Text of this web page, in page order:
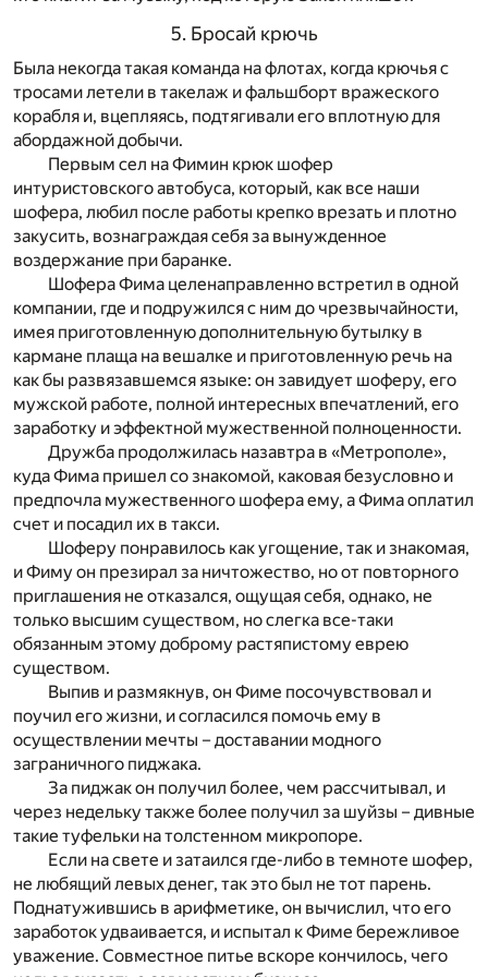
5. Бросай крючь
Была некогда такая команда на флотах, когда крючья с
тросами летели в такелаж и фальшборт вражеского
корабля и, вцепляясь, подтягивали его вплотную для
абордажной добычи.
Первым сел на Фимин крюк шофер
интуристовского автобуса, который, как все наши
шофера, любил после работы крепко врезать и плотно
закусить, вознаграждая себя за вынужденное
воздержание при баранке.
Шофера Фима целенаправленно встретил в одной
компании, где и подружился с ним до чрезвычайности,
имея приготовленную дополнительную бутылку в
кармане плаща на вешалке и приготовленную речь на
как бы развязавшемся языке: он завидует шоферу, его
мужской работе, полной интересных впечатлений, его
заработку и эффектной мужественной полноценности.
Дружба продолжилась назавтра в «Метрополе»,
куда Фима пришел со знакомой, каковая безусловно и
предпочла мужественного шофера ему, а Фима оплатил
счет и посадил их в такси.
Шоферу понравилось как угощение, так и знакомая,
и Фиму он презирал за ничтожество, но от повторного
приглашения не отказался, ощущая себя, однако, не
только высшим существом, но слегка все-таки
обязанным этому доброму растяпистому еврею
существом.
Выпив и размякнув, он Фиме посочувствовал и
поучил его жизни, и согласился помочь ему в
осуществлении мечты – доставании модного
заграничного пиджака.
За пиджак он получил более, чем рассчитывал, и
через недельку также более получил за шуйзы – дивные
такие туфельки на толстенном микропоре.
Если на свете и затаился где-либо в темноте шофер,
не любящий левых денег, так это был не тот парень.
Поднатужившись в арифметике, он вычислил, что его
заработок удваивается, и испытал к Фиме бережливое
уважение. Совместное питье вскоре кончилось, чего